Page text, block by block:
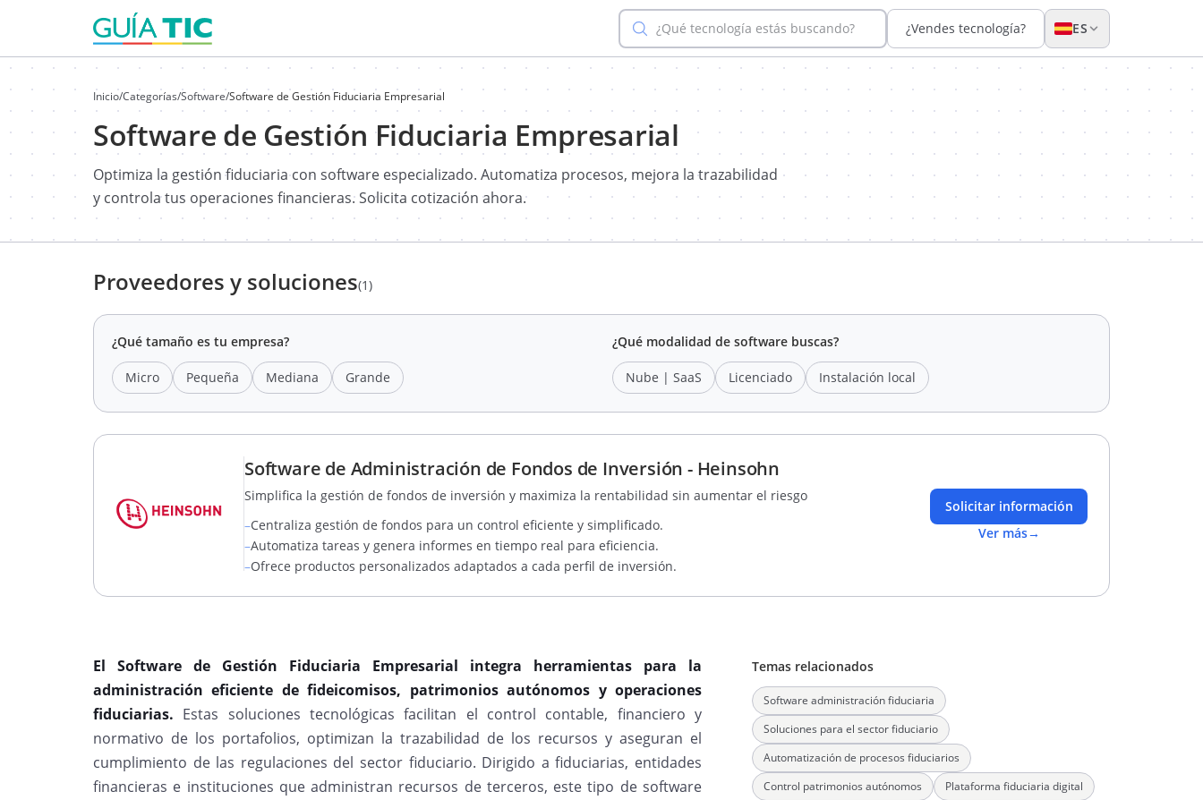
¿Qué tecnología estás buscando? ¿Vendes tecnología? ES
Inicio/Categorías/Software/Software de Gestión Fiduciaria Empresarial
Software de Gestión Fiduciaria Empresarial
Optimiza la gestión fiduciaria con software especializado. Automatiza procesos, mejora la trazabilidad
y controla tus operaciones financieras. Solicita cotización ahora.
Proveedores y soluciones(1)
¿Qué tamaño es tu empresa?
Micro Pequeña Mediana Grande
¿Qué modalidad de software buscas?
Nube | SaaS Licenciado Instalación local
Software de Administración de Fondos de Inversión - Heinsohn
Simplifica la gestión de fondos de inversión y maximiza la rentabilidad sin aumentar el riesgo
–Centraliza gestión de fondos para un control eficiente y simplificado.
–Automatiza tareas y genera informes en tiempo real para eficiencia.
–Ofrece productos personalizados adaptados a cada perfil de inversión.
Solicitar información
Ver más→
El Software de Gestión Fiduciaria Empresarial integra herramientas para la
administración eficiente de fideicomisos, patrimonios autónomos y operaciones
fiduciarias. Estas soluciones tecnológicas facilitan el control contable, financiero y
normativo de los portafolios, optimizan la trazabilidad de los recursos y aseguran el
cumplimiento de las regulaciones del sector fiduciario. Dirigido a fiduciarias, entidades
financieras e instituciones que administran recursos de terceros, este tipo de software
Temas relacionados
Software administración fiduciaria
Soluciones para el sector fiduciario
Automatización de procesos fiduciarios
Control patrimonios autónomos
Plataforma fiduciaria digital